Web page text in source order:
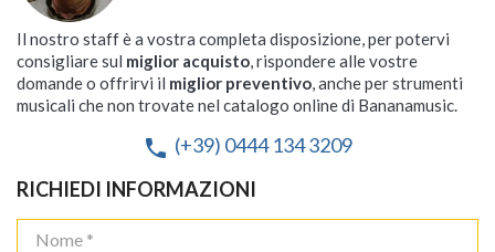
Il nostro staff è a vostra completa disposizione, per potervi
consigliare sul miglior acquisto, rispondere alle vostre
domande o offrirvi il miglior preventivo, anche per strumenti
musicali che non trovate nel catalogo online di Bananamusic.
phone (+39) 0444 134 3209
RICHIEDI INFORMAZIONI